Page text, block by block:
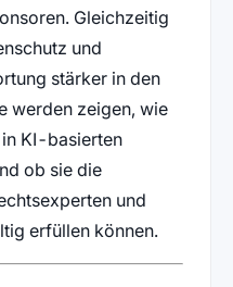
Gleichzeitig
und
stärker in den
werden zeigen, wie
KI-basierten
ob sie die
und
erfüllen können.